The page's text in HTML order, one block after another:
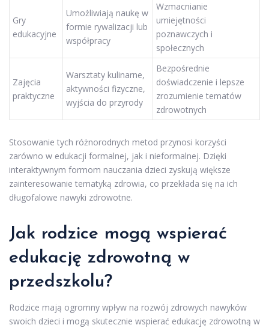
Gry
edukacyjne
Umożliwiają naukę w
formie rywalizacji lub
współpracy
Wzmacnianie
umiejętności
poznawczych i
społecznych
Zajęcia
praktyczne
Warsztaty kulinarne,
aktywności fizyczne,
wyjścia do przyrody
Bezpośrednie
doświadczenie i lepsze
zrozumienie tematów
zdrowotnych
Stosowanie tych różnorodnych metod przynosi korzyści
zarówno w edukacji formalnej, jak i nieformalnej. Dzięki
interaktywnym formom nauczania dzieci zyskują większe
zainteresowanie tematyką zdrowia, co przekłada się na ich
długofalowe nawyki zdrowotne.
Jak rodzice mogą wspierać
edukację zdrowotną w
przedszkolu?
Rodzice mają ogromny wpływ na rozwój zdrowych nawyków
swoich dzieci i mogą skutecznie wspierać edukację zdrowotną w